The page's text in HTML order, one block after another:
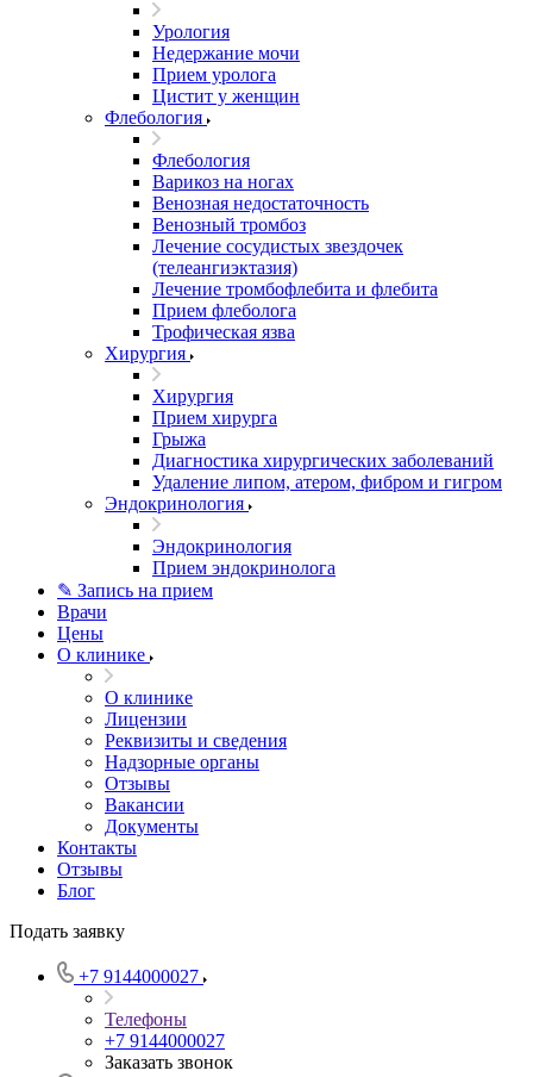
Урология
Недержание мочи
Прием уролога
Цистит у женщин
Флебология
Флебология
Варикоз на ногах
Венозная недостаточность
Венозный тромбоз
Лечение сосудистых звездочек
(телеангиэктазия)
Лечение тромбофлебита и флебита
Прием флеболога
Трофическая язва
Хирургия
Хирургия
Прием хирурга
Грыжа
Диагностика хирургических заболеваний
Удаление липом, атером, фибром и гигром
Эндокринология
Эндокринология
Прием эндокринолога
✎ Запись на прием
Врачи
Цены
О клинике
О клинике
Лицензии
Реквизиты и сведения
Надзорные органы
Отзывы
Вакансии
Документы
Контакты
Отзывы
Блог
Подать заявку
+7 9144000027
Телефоны
+7 9144000027
Заказать звонок